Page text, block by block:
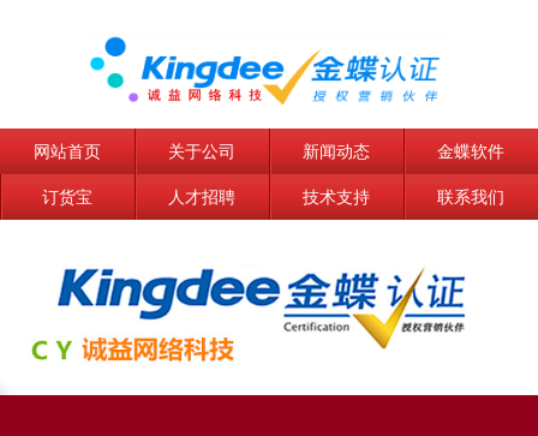
网站首页 关于公司 新闻动态 金蝶软件
订货宝 人才招聘 技术支持 联系我们